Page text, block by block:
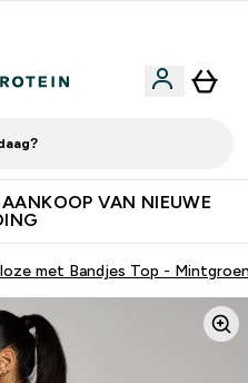
VAN NIEUWE
met Bandjes Top -